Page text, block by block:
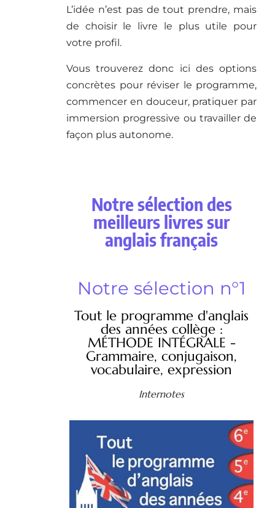
L’idée n’est pas de tout prendre, mais
de choisir le livre le plus utile pour
votre profil.
Vous trouverez donc ici des options
concrètes pour réviser le programme,
commencer en douceur, pratiquer par
immersion progressive ou travailler de
façon plus autonome.
Notre sélection des
meilleurs livres sur
anglais français
Notre sélection n°1
Tout le programme d'anglais
des années collège :
MÉTHODE INTÉGRALE -
Grammaire, conjugaison,
vocabulaire, expression
Internotes